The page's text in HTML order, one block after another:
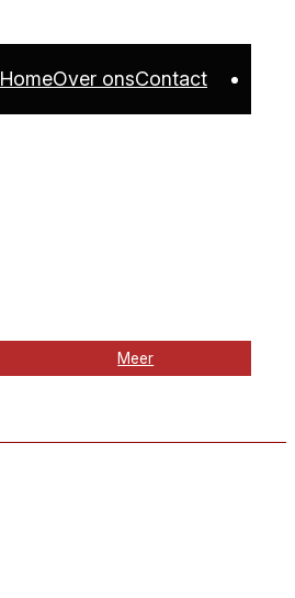
HomeOver onsContact
Meer